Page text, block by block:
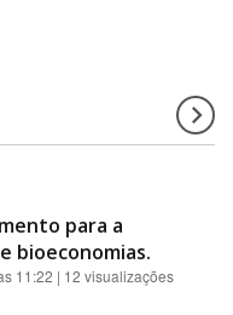
para a
bioeconomias.
11:22 | 12 visualizações